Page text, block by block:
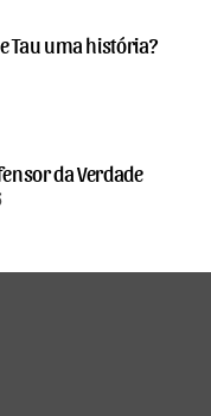
Tau uma história?
da Verdade